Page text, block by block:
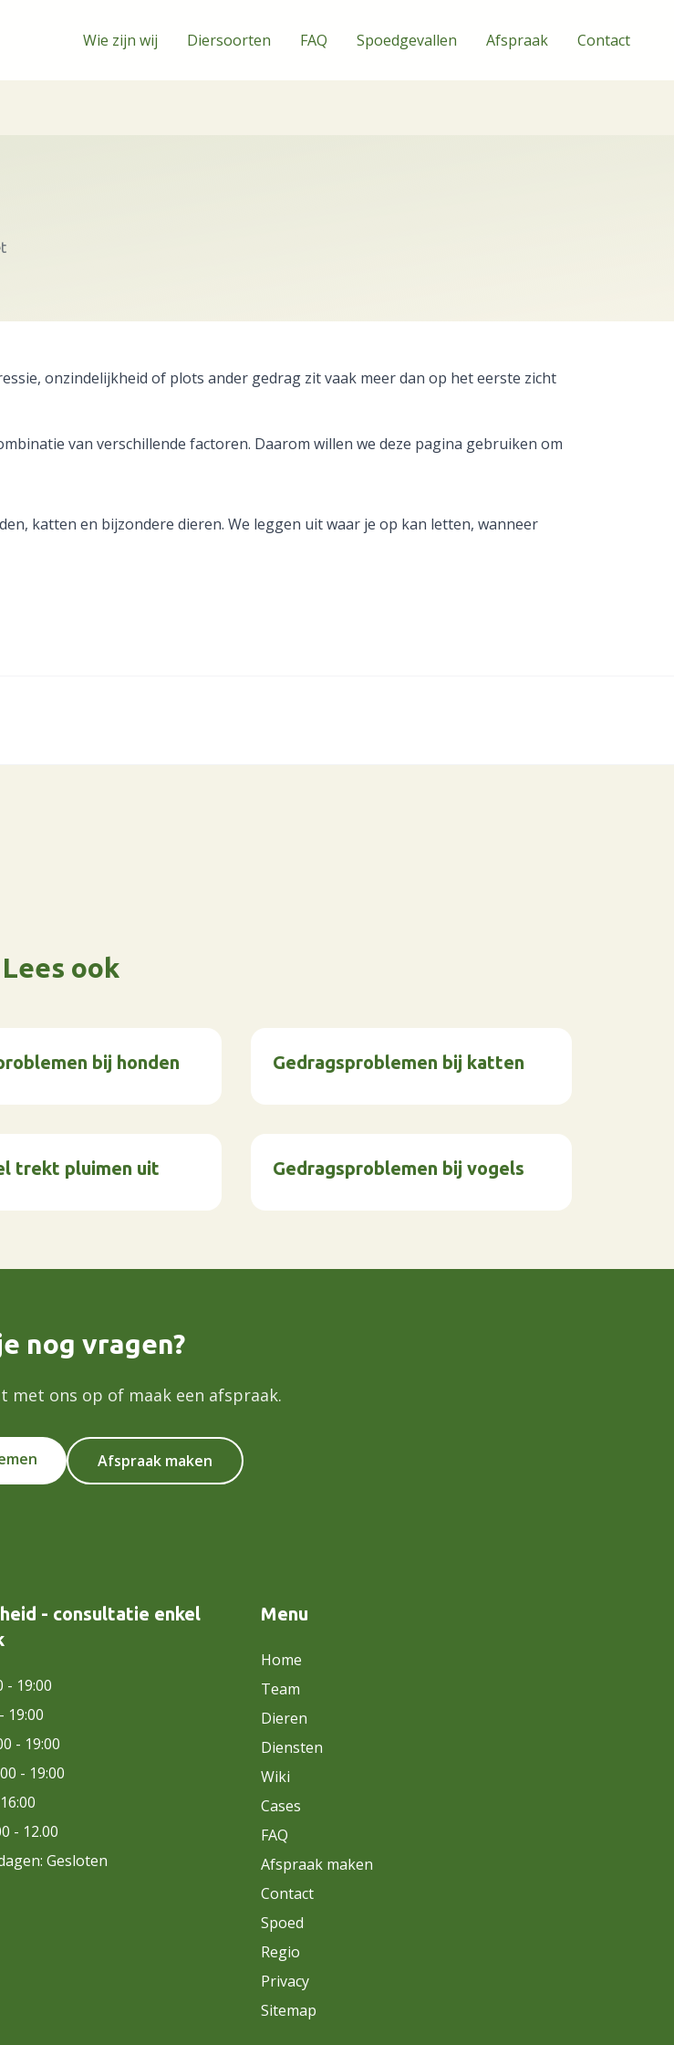
Wie zijn wij Diersoorten FAQ Spoedgevallen Afspraak Contact
onzindelijkheid of plots ander gedrag zit vaak meer dan op het eerste zicht
van verschillende factoren. Daarom willen we deze pagina gebruiken om
katten en bijzondere dieren. We leggen uit waar je op kan letten, wanneer
Lees ook
bij honden Gedragsproblemen bij katten
trekt pluimen uit Gedragsproblemen bij vogels
nog vragen?
met ons op of maak een afspraak.
Afspraak maken
- consultatie enkel
- 19:00
19:00
- 19:00
- 19:00
- 12.00
Gesloten
Menu
Home
Team
Dieren
Diensten
Wiki
Cases
FAQ
Afspraak maken
Contact
Spoed
Regio
Privacy
Sitemap